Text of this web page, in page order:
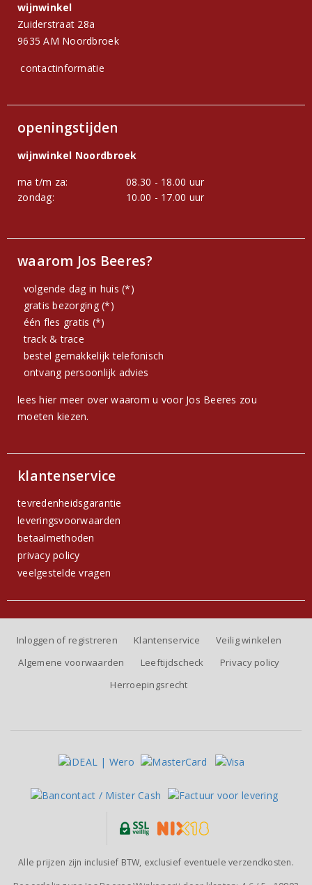
wijnwinkel
Zuiderstraat 28a
9635 AM Noordbroek
contactinformatie
openingstijden
wijnwinkel Noordbroek
ma t/m za:
08.30 - 18.00 uur
zondag:
10.00 - 17.00 uur
waarom Jos Beeres?
volgende dag in huis (*)
gratis bezorging (*)
één fles gratis (*)
track & trace
bestel gemakkelijk telefonisch
ontvang persoonlijk advies
lees hier meer over waarom u voor Jos Beeres zou
moeten kiezen.
klantenservice
tevredenheidsgarantie
leveringsvoorwaarden
betaalmethoden
privacy policy
veelgestelde vragen
Inloggen of registreren Klantenservice
Veilig winkelen
Algemene voorwaarden
Leeftijdscheck
Privacy policy
Herroepingsrecht
Alle prijzen zijn inclusief BTW, exclusief eventuele verzendkosten.